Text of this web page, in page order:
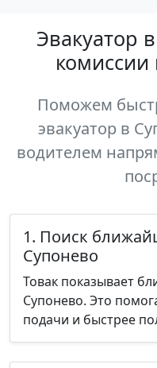
Эвакуатор
комиссии
Поможем
эвакуатор в
водителем
1. Поиск
Супонево
Товак показывает
Супонево. Это
подачи и быстрее